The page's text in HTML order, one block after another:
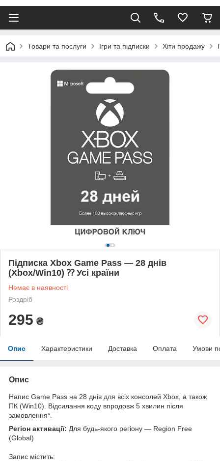
Товари та послуги Ігри та підписки Хіти продажу
Підписка Xbox Game Pass — 28 днів
(Xbox/Win10) ⁇ Усі країни
Немає в наявності
Роздріб
295 ₴
Опис Характеристики Доставка Оплата Умови
Опис
Напис Game Pass на 28 днів для всіх консолей Xbox, а також
ПК (Win10). Відсилання коду впродовж 5 хвилин після
замовлення*.
Регіон активації: Для будь-якого регіону — Region Free
(Global)
Запис містить: